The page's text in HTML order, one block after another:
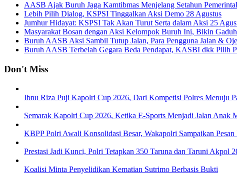
AASB Ajak Buruh Jaga Kamtibmas Menjelang Setahun
Lebih Pilih Dialog, KSPSI Tinggalkan Aksi Demo 28 Agustus
Jumhur Hidayat: KSPSI Tak Akan Turut Serta dalam Aksi 25
Masyarakat Bosan dengan Aksi Kelompok Buruh Ini, Bikin
Buruh AASB Aksi Sambil Tutup Jalan, Para Pengguna Jalan &
Buruh AASB Terbelah Gegara Beda Pendapat, KASBI dkk Pilih
Don't Miss
Ibnu Riza Puji Kapolri Cup 2026, Dari Kompetisi Polres Menuju
Semarak Kapolri Cup 2026, Ketika E-Sports Menjadi Jalan Anak
KBPP Polri Awali Konsolidasi Besar, Wakapolri Sampaikan Pesan
Prestasi Jadi Kunci, Polri Tetapkan 350 Taruna dan Taruni Akpol
Koalisi Minta Penyelidikan Kematian Sutrimo Berbasis Bukti